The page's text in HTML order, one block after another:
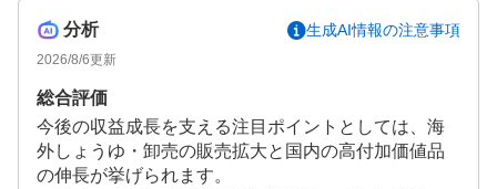
分析 生成AI情報の注意事項
2026/8/6更新
総合評価
今後の収益成長を支える注目ポイントとしては、海
外しょうゆ・卸売の販売拡大と国内の高付加価値品
の伸長が挙げられます。